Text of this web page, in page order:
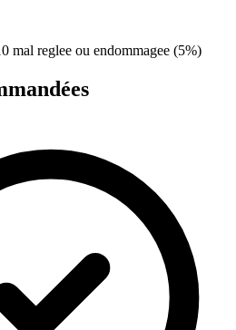
mal reglee ou endommagee (5%)